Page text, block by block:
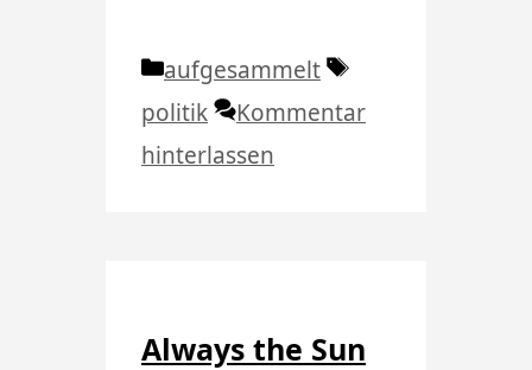
Kategorien
aufgesammelt
Schlagwörter
politik
Kommentar
hinterlassen
Always the Sun